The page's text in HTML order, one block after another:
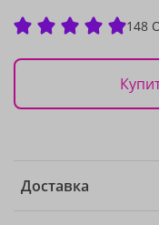
148
Доставка